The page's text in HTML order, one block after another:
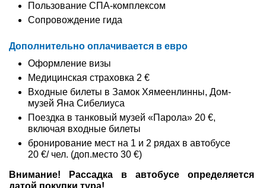
Пользование СПА-комплексом
Сопровождение гида
Дополнительно оплачивается в евро
Оформление визы
Медицинская страховка 2 €
Входные билеты в Замок Хямеенлинны, Дом-
музей Яна Сибелиуса
Поездка в танковый музей «Парола» 20 €,
включая входные билеты
бронирование мест на 1 и 2 рядах в автобусе
20 €/ чел. (доп.место 30 €)
Внимание! Рассадка в автобусе определяется
датой покупки тура!